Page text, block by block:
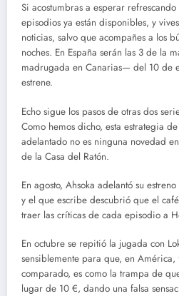
Si acostumbras a esperar
episodios ya están disponibles, y
noticias, salvo que acompañes a los
noches. En España serán las 3 de la
madrugada en Canarias— del 10 de
estrene.
Echo sigue los pasos de otras dos
Como hemos dicho, esta estrategia
adelantado no es ninguna novedad
de la Casa del Ratón.
En agosto, Ahsoka adelantó su
y el que escribe descubrió que el
traer las críticas de cada episodio a
En octubre se repitió la jugada con
sensiblemente para que, en América,
comparado, es como la trampa de
lugar de 10 €, dando una falsa